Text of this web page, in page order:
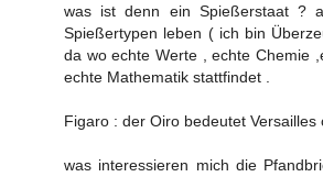
was ist denn ein Spießerstaat ?
Spießertypen leben ( ich bin
da wo echte Werte , echte Chemie
echte Mathematik stattfindet .
Figaro : der Oiro bedeutet Versailles
was interessieren mich die